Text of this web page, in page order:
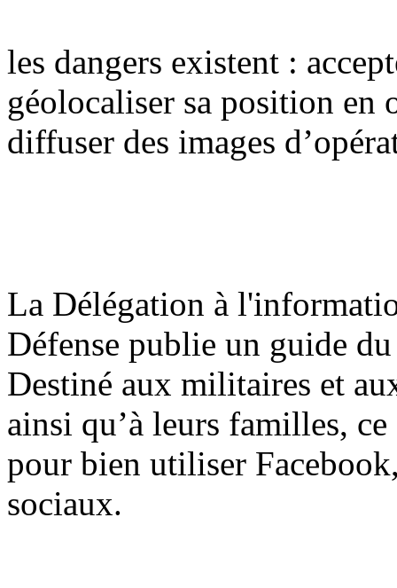
les dangers existent :
géolocaliser sa position en
diffuser des images
La Délégation à
Défense publie un guide
Destiné aux militaires et
ainsi qu’à leurs familles,
pour bien utiliser
sociaux.